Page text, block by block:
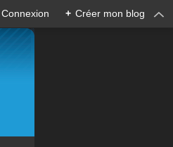
Connexion + Créer mon blog